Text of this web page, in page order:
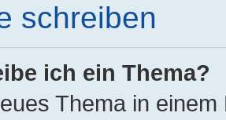
schreiben
ich ein Thema?
Thema in